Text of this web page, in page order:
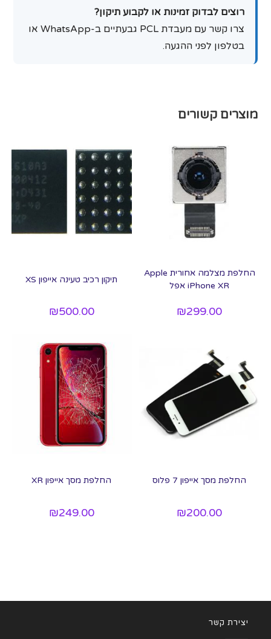
רוצים לבדוק זמינות או לקבוע תיקון?
צרו קשר עם מעבדת PCL גבעתיים ב-WhatsApp או
בטלפון לפני ההגעה.
מוצרים קשורים
‏החלפת מצלמה אחורית Apple
iPhone XR אפל
₪299.00
תיקון רכיב טעינה אייפון XS
₪500.00
החלפת מסך אייפון 7 פלוס
₪200.00
החלפת מסך אייפון XR
₪249.00
יצירת קשר